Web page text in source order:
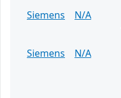
Siemens
N/A
Siemens
N/A